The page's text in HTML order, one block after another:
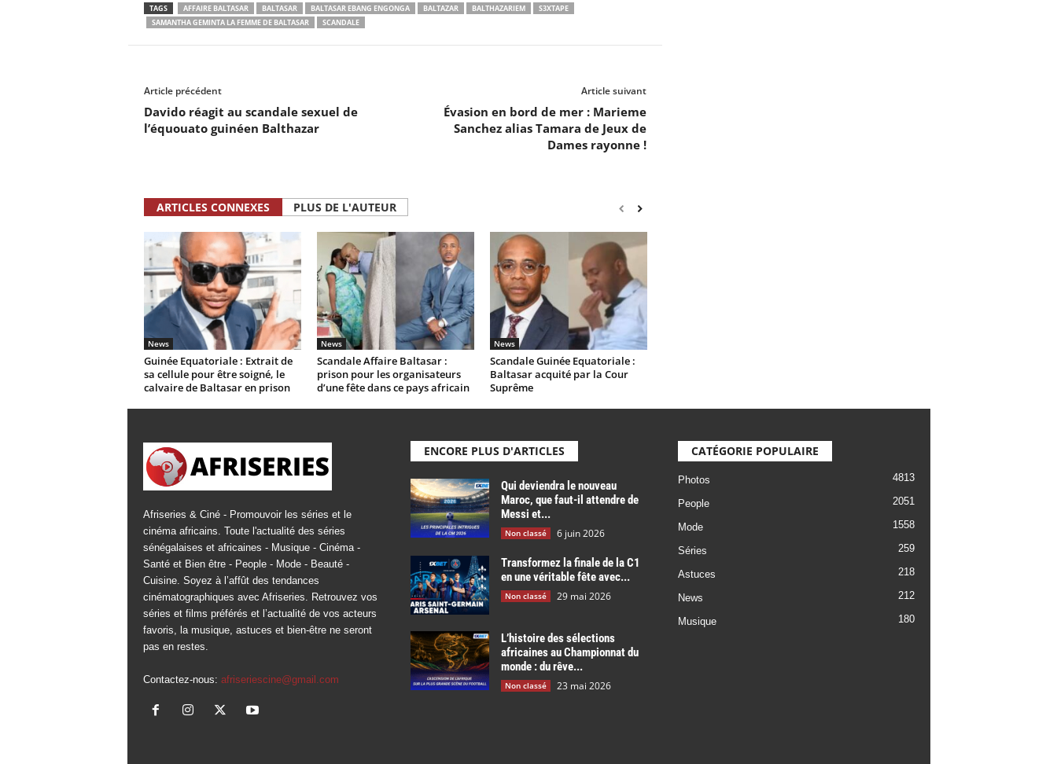
TAGS AFFAIRE BALTASAR BALTASAR BALTASAR EBANG ENGONGA BALTAZAR BALTHAZARIEM
S3XTAPE
SAMANTHA GEMINTA LA FEMME DE BALTASAR
SCANDALE
Article précédent
Davido réagit au scandale sexuel de
l’équouato guinéen Balthazar
Article suivant
Évasion en bord de mer : Marieme
Sanchez alias Tamara de Jeux de
Dames rayonne !
ARTICLES CONNEXES PLUS DE L'AUTEUR
News
Guinée Equatoriale : Extrait de
sa cellule pour être soigné, le
calvaire de Baltasar en prison
News
Scandale Affaire Baltasar :
prison pour les organisateurs
d’une fête dans ce pays africain
News
Scandale Guinée Equatoriale :
Baltasar acquité par la Cour
Suprême
Afriseries & Ciné - Promouvoir les séries et le
cinéma africains. Toute l'actualité des séries
sénégalaises et africaines - Musique - Cinéma -
Santé et Bien être - People - Mode - Beauté -
Cuisine. Soyez à l’affût des tendances
cinématographiques avec Afriseries. Retrouvez vos
séries et films préférés et l’actualité de vos acteurs
favoris, la musique, astuces et bien-être ne seront
pas en restes.
Contactez-nous: afriseriescine@gmail.com
ENCORE PLUS D'ARTICLES
Qui deviendra le nouveau
Maroc, que faut-il attendre de
Messi et...
Non classé 6 juin 2026
Transformez la finale de la C1
en une véritable fête avec...
Non classé 29 mai 2026
L’histoire des sélections
africaines au Championnat du
monde : du rêve...
Non classé 23 mai 2026
CATÉGORIE POPULAIRE
Photos 4813
People 2051
Mode 1558
Séries 259
Astuces 218
News 212
Musique 180